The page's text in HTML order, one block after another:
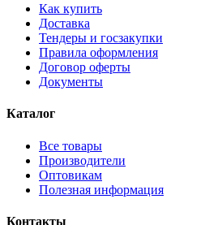
Как купить
Доставка
Тендеры и госзакупки
Правила оформления
Договор оферты
Документы
Каталог
Все товары
Производители
Оптовикам
Полезная информация
Контакты